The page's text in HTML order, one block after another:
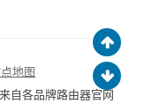
地图
自各品牌路由器官网